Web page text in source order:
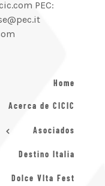
PEC:
Home
Acerca de CICIC
Asociados
Destino Italia
Dolce VIta Fest